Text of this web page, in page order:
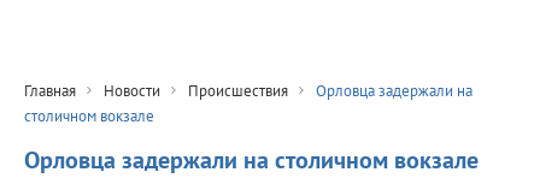
Главная Новости Происшествия
Орловца задержали на
столичном вокзале
Орловца задержали на столичном вокзале